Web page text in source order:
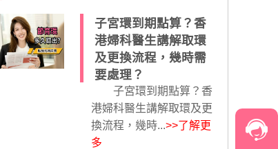
子宮環到期點算？香
港婦科醫生講解取環
及更換流程，幾時需
要處理？
子宮環到期點算？香
港婦科醫生講解取環及更
換流程，幾時...>>了解更
多